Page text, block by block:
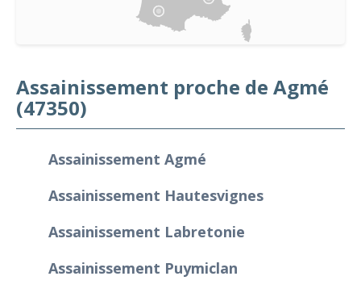
Assainissement proche de Agmé
(47350)
Assainissement Agmé
Assainissement Hautesvignes
Assainissement Labretonie
Assainissement Puymiclan